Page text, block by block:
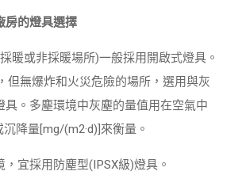
房的燈具選擇
暖或非採暖場所)一般採用開啟式燈具。
但無爆炸和火災危險的場所，選用與灰
具。多塵環境中灰塵的量值用在空氣中
降量[mg/(m2·d)]來衡量。
宜採用防塵型(IPSX級)燈具。